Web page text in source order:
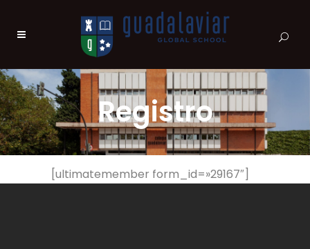
Registro
[ultimatemember form_id=»29167″]